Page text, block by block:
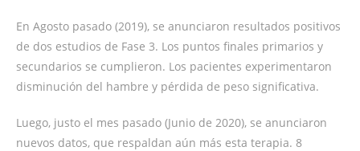
En Agosto pasado (2019), se anunciaron resultados positivos
de dos estudios de Fase 3. Los puntos finales primarios y
secundarios se cumplieron. Los pacientes experimentaron
disminución del hambre y pérdida de peso significativa.
Luego, justo el mes pasado (Junio de 2020), se anunciaron
nuevos datos, que respaldan aún más esta terapia. 8